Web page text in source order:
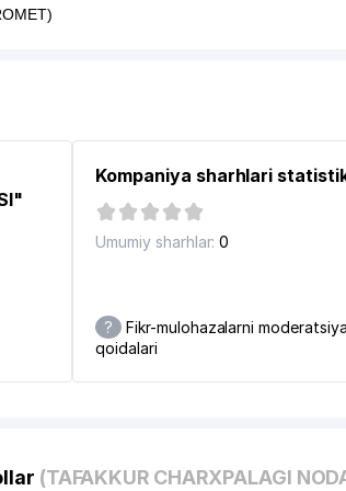
Kompaniya sharhlari
Umumiy sharhlar: 0
?
Fikr-mulohazalarni
qoidalari
(TAFAKKUR CHARXPALAGI